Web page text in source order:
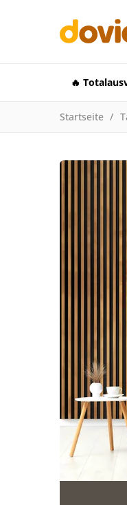
🔥
Startseite